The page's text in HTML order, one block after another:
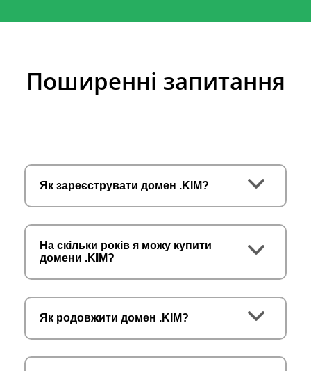
Поширенні запитання
Як зареєструвати домен .KIM?
На скільки років я можу купити
домени .KIM?
Як родовжити домен .KIM?